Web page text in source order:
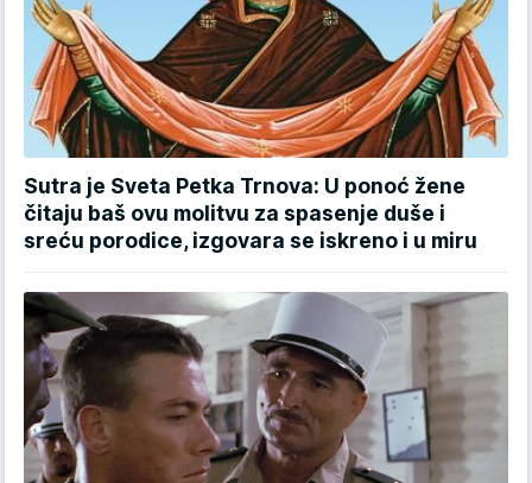
Sutra je Sveta Petka Trnova: U ponoć žene
čitaju baš ovu molitvu za spasenje duše i
sreću porodice, izgovara se iskreno i u miru